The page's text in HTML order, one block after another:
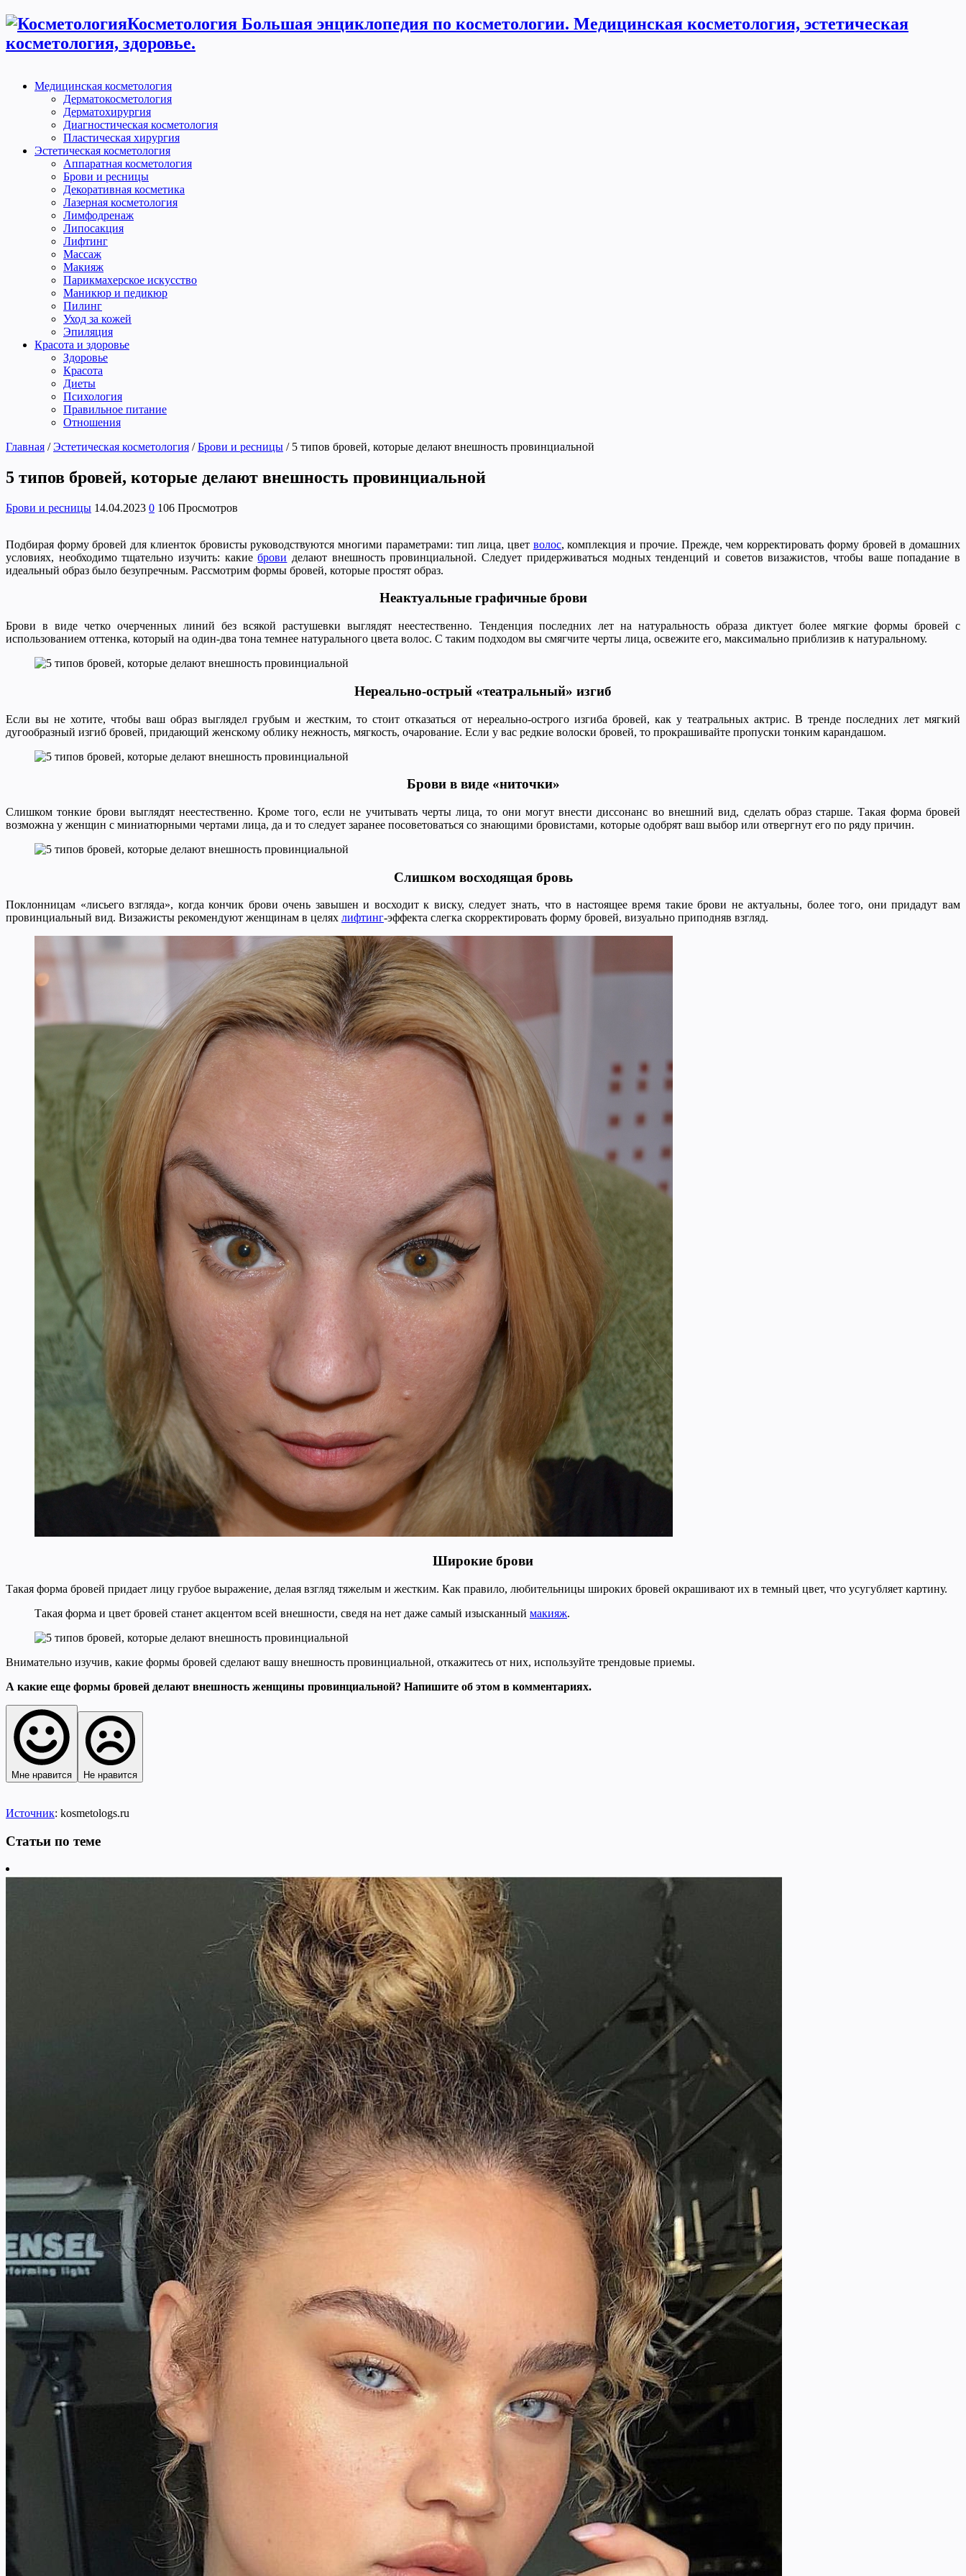
Косметология Большая энциклопедия по косметологии. Медицинская косметология, эстетическая
косметология, здоровье.
Медицинская косметология
Дерматокосметология
Дерматохирургия
Диагностическая косметология
Пластическая хирургия
Эстетическая косметология
Аппаратная косметология
Брови и ресницы
Декоративная косметика
Лазерная косметология
Лимфодренаж
Липосакция
Лифтинг
Массаж
Макияж
Парикмахерское искусство
Маникюр и педикюр
Пилинг
Уход за кожей
Эпиляция
Красота и здоровье
Здоровье
Красота
Диеты
Психология
Правильное питание
Отношения
Главная / Эстетическая косметология / Брови и ресницы / 5 типов бровей, которые делают внешность провинциальной
5 типов бровей, которые делают внешность провинциальной
Брови и ресницы 14.04.2023 0 106 Просмотров
Подбирая форму бровей для клиенток бровисты руководствуются многими параметрами: тип лица, цвет волос, комплекция и прочие. Прежде, чем корректировать форму бровей в домашних
условиях, необходимо тщательно изучить: какиеброви делают внешность провинциальной. Следует придерживаться модных тенденций и советов визажистов, чтобы ваше попадание в
идеальный образ было безупречным. Рассмотрим формы бровей, которые простят образ.
Неактуальные графичные брови
Брови в виде четко очерченных линий без всякой растушевки выглядят неестественно. Тенденция последних лет на натуральность образа диктует более мягкие формы бровей с
использованием оттенка, который на один-два тона темнее натурального цвета волос. С таким подходом вы смягчите черты лица, освежите его, максимально приблизив к натуральному.
Нереально-острый «театральный» изгиб
Если вы не хотите, чтобы ваш образ выглядел грубым и жестким, то стоит отказаться от нереально-острого изгиба бровей, как у театральных актрис. В тренде последних лет мягкий
дугообразный изгиб бровей, придающий женскому облику нежность, мягкость, очарование. Если у вас редкие волоски бровей, то прокрашивайте пропуски тонким карандашом.
Брови в виде «ниточки»
Слишком тонкие брови выглядят неестественно. Кроме того, если не учитывать черты лица, то они могут внести диссонанс во внешний вид, сделать образ старше. Такая форма бровей
возможна у женщин с миниатюрными чертами лица, да и то следует заранее посоветоваться со знающими бровистами, которые одобрят ваш выбор или отвергнут его по ряду причин.
Слишком восходящая бровь
Поклонницам «лисьего взгляда», когда кончик брови очень завышен и восходит к виску, следует знать, что в настоящее время такие брови не актуальны, более того, они придадут вам
провинциальный вид. Визажисты рекомендуют женщинам в целях лифтинг-эффекта слегка скорректировать форму бровей, визуально приподняв взгляд.
Широкие брови
Такая форма бровей придает лицу грубое выражение, делая взгляд тяжелым и жестким. Как правило, любительницы широких бровей окрашивают их в темный цвет, что усугубляет картину.
Такая форма и цвет бровей станет акцентом всей внешности, сведя на нет даже самый изысканный макияж.
Внимательно изучив, какие формы бровей сделают вашу внешность провинциальной, откажитесь от них, используйте трендовые приемы.
А какие еще формы бровей делают внешность женщины провинциальной? Напишите об этом в комментариях.
Мне нравится Не нравится
Источник: kosmetologs.ru
Статьи по теме